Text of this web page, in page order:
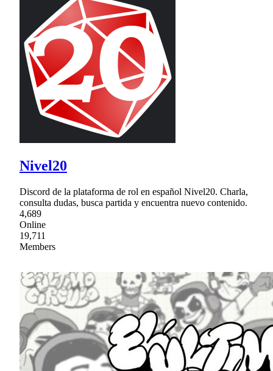
Nivel20
Discord de la plataforma de rol en español Nivel20. Charla,
consulta dudas, busca partida y encuentra nuevo contenido.
4,689
Online
19,711
Members